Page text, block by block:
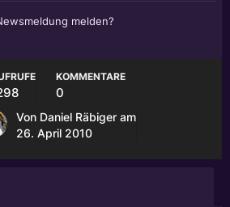
melden?
KOMMENTARE
0
Von Daniel Räbiger am
26. April 2010